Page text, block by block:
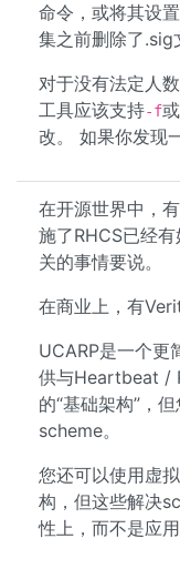
命令，或将其设
集之前删除了.sig
对于没有法定人
工具应该支持-f或
改。 如果你发现
在开源世界中，
施了RHCS已经
关的事情要说。
在商业上，有
UCARP是一个更
供与Heartbeat /
的“基础架构”，
scheme。
您还可以使用虚
构，但这些解决
性上，而不是应